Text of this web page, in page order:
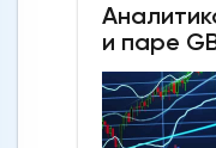
ниже 4 430/4
привести к
направлении
уровней
скачок был
субсидий, а
и паре